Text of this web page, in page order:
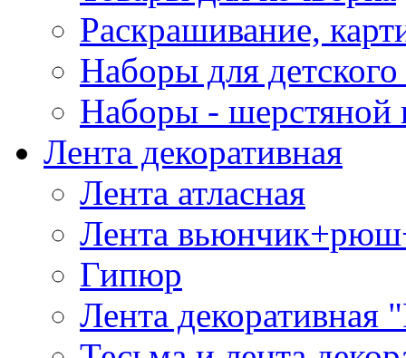
Раскрашивание,
Наборы для
Наборы - шерстяной
Лента декоративная
Лента атласная
Лента
Гипюр
Лента декоративная